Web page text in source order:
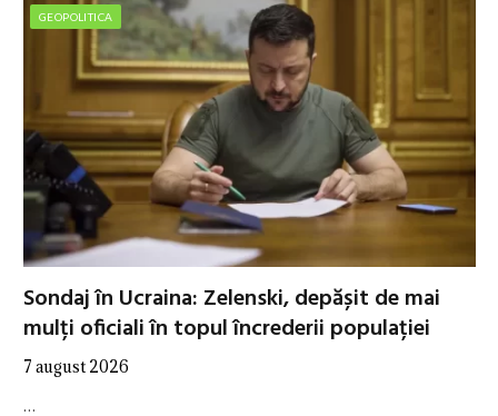
GEOPOLITICA
Sondaj în Ucraina: Zelenski, depășit de mai
mulți oficiali în topul încrederii populației
7 august 2026
…